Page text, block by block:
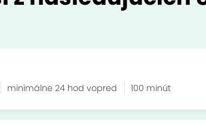
minimálne 24 hod vopred 100 minút